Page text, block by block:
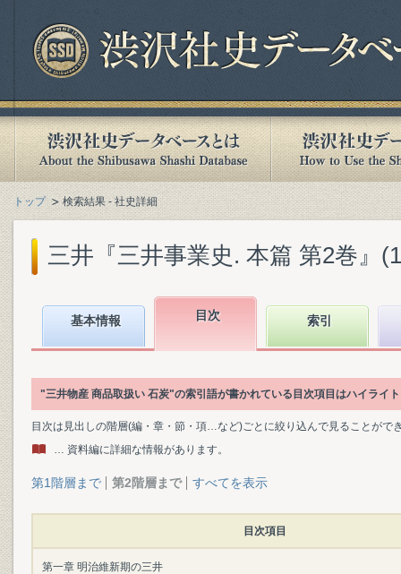
トップ 検索結果 - 社史詳細
三井『三井事業史. 本篇 第2巻』
基本情報 目次 索引
"三井物産 商品取扱い 石炭"の索引語が書かれている目次項目はハイライ
目次は見出しの階層(編・章・節・項…など)ごとに絞り込んで見ることがで
… 資料編に詳細な情報があります。
第1階層まで 第2階層まで すべてを表示
目次項目
第一章 明治維新期の三井